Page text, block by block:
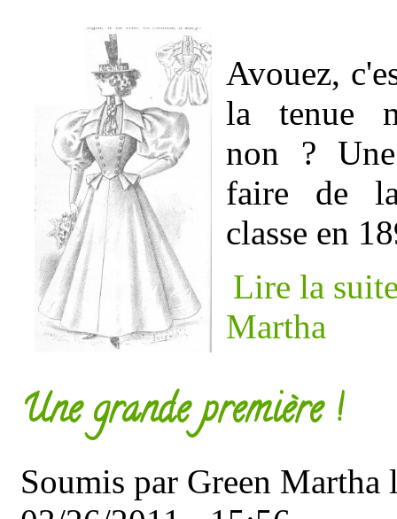
Avouez,
la tenue
non ?
faire de
classe en
Lire la
Martha
Une grande première !
Soumis par Green Martha